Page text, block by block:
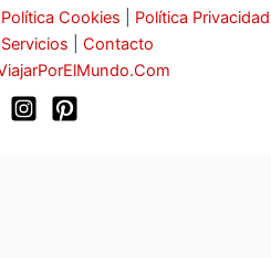
Política Cookies
Política Privacidad
Contacto